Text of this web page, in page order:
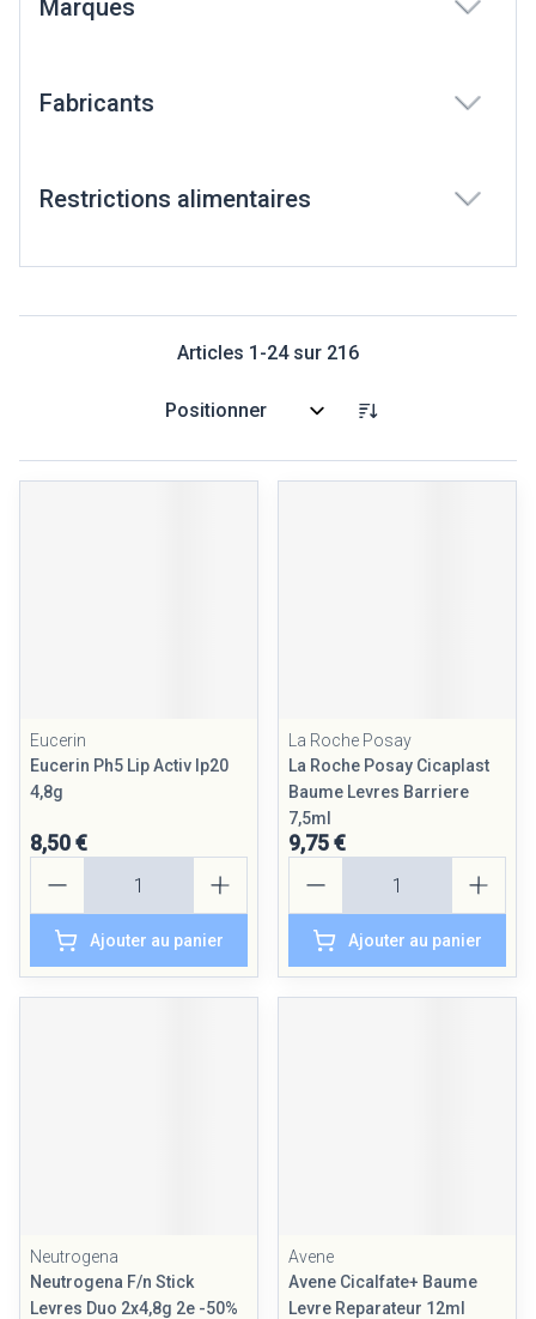
Marques
Fabricants
Restrictions alimentaires
Articles 1 -24sur 216
Trier par:
Eucerin
Eucerin Ph5 Lip Activ Ip20
4,8g
8,50 €
Ajouter au panier
La Roche Posay
La Roche Posay Cicaplast
Baume Levres Barriere
7,5ml
9,75 €
Ajouter au panier
Neutrogena
Neutrogena F/n Stick
Levres Duo 2x4,8g 2e -50%
Avene
Avene Cicalfate+ Baume
Levre Reparateur 12ml